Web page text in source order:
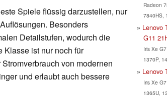
Spiele flüssig darzustellen, nur
Besonders
Detailstufen, wodurch die
Klasse ist nur noch für
von modernen
und erlaubt auch bessere
Radeon
7840HS,
Lenovo
G11
Iris Xe
1370P,
Lenovo
Iris Xe
1365U,